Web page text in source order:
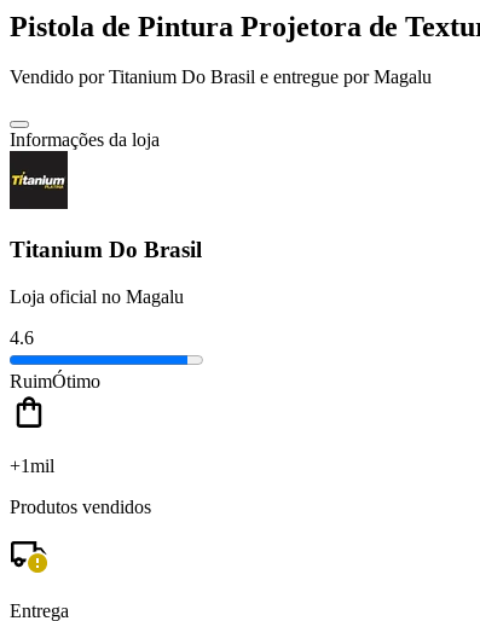
Pistola de Pintura Projetora de
Vendido porTitanium Do Brasil e entregue por Magalu
Informações da loja
Titanium Do Brasil
Loja oficial no Magalu
4.6
RuimÓtimo
+1mil
Produtos vendidos
Entrega